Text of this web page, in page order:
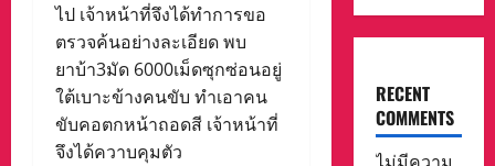
ไป เจ้าหน้าที่จึงได้ทำการขอ
ตรวจค้นอย่างละเอียด พบ
ยาบ้า3มัด 6000เม็ดซุกซ่อนอยู่
ใต้เบาะข้างคนขับ ทำเอาคน
ขับคอตกหน้าถอดสี เจ้าหน้าที่
จึงได้ควาบคุมตัว
RECENT
COMMENTS